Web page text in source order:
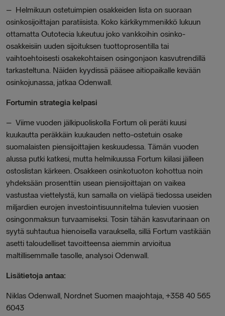
– Helmikuun ostetuimpien osakkeiden lista on suoraan
osinkosijoittajan paratiisista. Koko kärkikymmenikkö lukuun
ottamatta Outotecia lukeutuu joko vankkoihin osinko-
osakkeisiin uuden sijoituksen tuottoprosentilla tai
vaihtoehtoisesti osakekohtaisen osingonjaon kasvutrendillä
tarkasteltuna. Näiden kyydissä pääsee aitiopaikalle kevään
osinkojunassa, jatkaa Odenwall.
Fortumin strategia kelpasi
– Viime vuoden jälkipuoliskolla Fortum oli peräti kuusi
kuukautta peräkkäin kuukauden netto-ostetuin osake
suomalaisten piensijoittajien keskuudessa. Tämän vuoden
alussa putki katkesi, mutta helmikuussa Fortum kiilasi jälleen
ostoslistan kärkeen. Osakkeen osinkotuoton kohottua noin
yhdeksään prosenttiin usean piensijoittajan on vaikea
vastustaa viettelystä, kun samalla on vieläpä tiedossa useiden
miljardien eurojen investointisuunnitelma tulevien vuosien
osingonmaksun turvaamiseksi. Tosin tähän kasvutarinaan on
syytä suhtautua hienoisella varauksella, sillä Fortum vastikään
asetti taloudelliset tavoitteensa aiemmin arvioitua
maltillisemmalle tasolle, analysoi Odenwall.
Lisätietoja antaa:
Niklas Odenwall, Nordnet Suomen maajohtaja, +358 40 565
6043